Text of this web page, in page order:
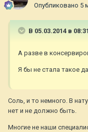
Опубликовано 5
В 05.03.2014 в
А разве в
Я бы не стала такое
Соль, и то немного. В
нет и не должно быть.
Многие не наши